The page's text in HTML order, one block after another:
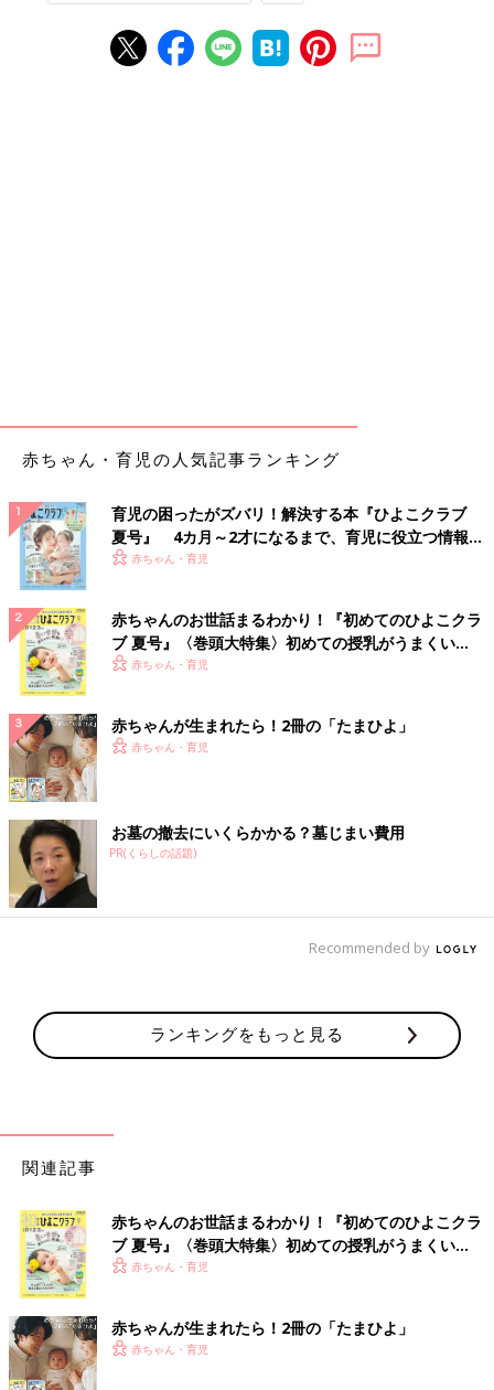
最も重視するのは、“名義人の年運”
もしどうしても待てない場合は、好運気であるあなた名義で購入
されるとよいでしょう。
そして、末永くよい関係性を継続する努力をしていってほしいと
思います。とくに土星人のあなたと火星人のご主人は、どちらも
プライドが高い者同士。意地の張り合いになってしまうと、衝突
してしまいますから、相手の声に耳を傾ける余裕を持ち、譲り合
いの気持ちを大切にしながら、お過ごしいただければと思いま
す。
細木かおり先生への相談を募集します！
ご自身のこと、子育てのこと、パートナーとのこと、ママ友との
こと、仕事のことなど、たまひよ読者皆さんのさまざまな悩みに
対して、【六星占術】をもとに細木かおり先生からアドバイスを
いただけます。いただいた相談内容から先生が選んだお悩みにア
ドバイスをいただき、たまひよの記事として公開される予定で
す。
※すべてのお悩みにお答えすることはできませんのでご了承くだ
さい。
※個人が特定できるような内容は入力しないでください。
「大殺界で住宅購入。運命は変えられ
る？」細木かおりさんの人生相談116回
細木かおり先生
赤ちゃん・育児の人気記事ランキング
育児の困ったがズバリ！解決する本『ひよこクラブ
夏号』 4カ月～2才になるまで、育児に役立つ情報が
いっぱい！
赤ちゃん・育児
赤ちゃんのお世話まるわかり！『初めてのひよこクラ
ブ 夏号』〈巻頭大特集〉初めての授乳がうまくい
く！ おっぱい・ミルクの基本と夏のトラブル 解決テ
赤ちゃん・育児
赤ちゃんが生まれたら！2冊の「たまひよ」
赤ちゃん・育児
お墓の撤去にいくらかかる？墓じまい費用
PR(くらしの話題)
Recommended by
ランキングをもっと見る
関連記事
赤ちゃんのお世話まるわかり！『初めてのひよこクラ
ブ 夏号』〈巻頭大特集〉初めての授乳がうまくい
く！ おっぱい・ミルクの基本と夏のトラブル 解決テ
赤ちゃん・育児
赤ちゃんが生まれたら！2冊の「たまひよ」
赤ちゃん・育児